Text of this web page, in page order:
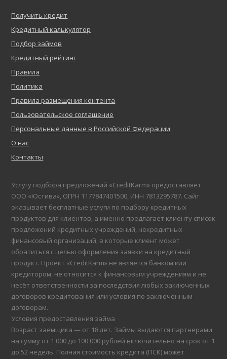
Получить кредит
Кредитный калькулятор
Подбор займов
Кредитный рейтинг
Правила
Политика
Правила размещения контента
Пользовательское соглашение
Персональные данные в Российской Федерации
О нас
Контакты
Услугу подбора предложений «CreditKarm» предоставляет
ООО «Юстива», ОГРН 1177847401500, ИНН 7813295787. Сайт
оказывает бесплатные услуги по подбору кредитных
продуктов для клиентов, а именно предлагает клиенту список
предложений кредитных учреждений, некредитных
финансовый организаций, в которые клиент может
обратиться с целью оформления заявки на кредитный
продукт. Проект «CreditKarm» не является банком или
кредитором, не относится к финансовым учреждениям и не
несёт ответственности за последствия любых заключенных
договоров кредитования или условия по заключенным
договорам.
Условия предоставления займа
Возраст заёмщика — от 18 лет. Займы выдаются партнерами
на сумму от 1 000 до 100 000 рублей включительно на срок от 1
до 52 недель. Полная стоимость кредита (ПСК) может